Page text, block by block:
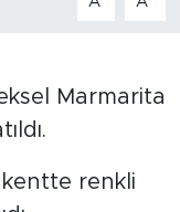
Marmarita
kentte renkli